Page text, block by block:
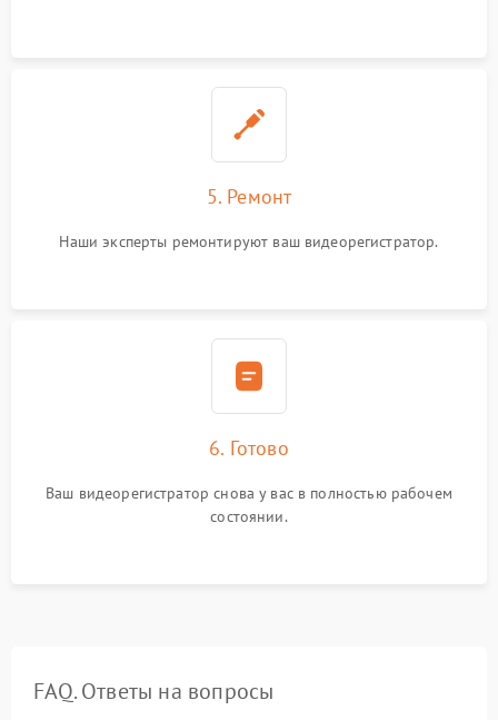
5. Ремонт
Наши эксперты ремонтируют ваш видеорегистратор.
6. Готово
Ваш видеорегистратор снова у вас в полностью рабочем
состоянии.
FAQ. Ответы на вопросы